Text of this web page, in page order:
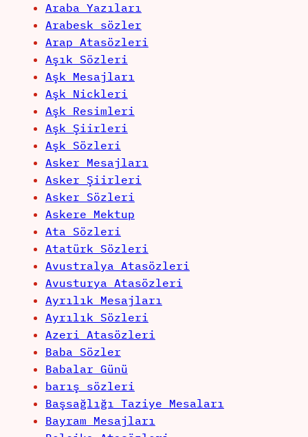
Araba Yazıları
Arabesk sözler
Arap Atasözleri
Aşık Sözleri
Aşk Mesajları
Aşk Nickleri
Aşk Resimleri
Aşk Şiirleri
Aşk Sözleri
Asker Mesajları
Asker Şiirleri
Asker Sözleri
Askere Mektup
Ata Sözleri
Atatürk Sözleri
Avustralya Atasözleri
Avusturya Atasözleri
Ayrılık Mesajları
Ayrılık Sözleri
Azeri Atasözleri
Baba Sözler
Babalar Günü
barış sözleri
Başsağlığı Taziye Mesaları
Bayram Mesajları